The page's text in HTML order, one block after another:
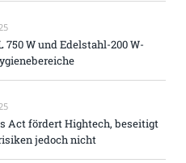
750 W und Edelstahl-200 W-
Act fördert Hightech, beseitigt
jedoch nicht